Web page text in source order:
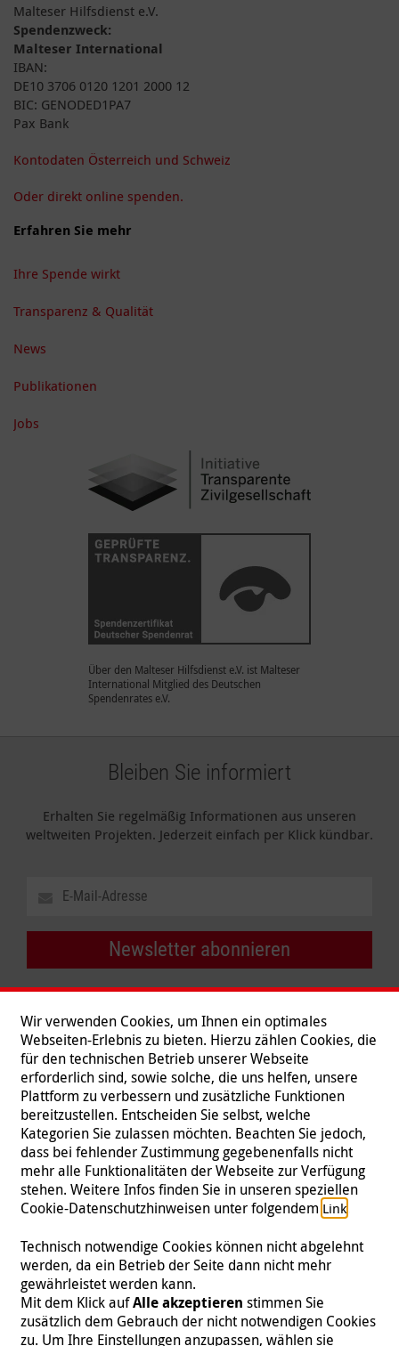
Malteser Hilfsdienst e.V.
Spendenzweck:
Malteser International
IBAN:
DE10 3706 0120 1201 2000 12
BIC: GENODED1PA7
Pax Bank
Kontodaten Österreich und Schweiz
Oder direkt online spenden.
Erfahren Sie mehr
Ihre Spende wirkt
Transparenz & Qualität
News
Publikationen
Jobs
Über den Malteser Hilfsdienst e.V. ist Malteser
International Mitglied des Deutschen
Spendenrates e.V.
Bleiben Sie informiert
Erhalten Sie regelmäßig Informationen aus unseren
weltweiten Projekten. Jederzeit einfach per Klick kündbar.
Newsletter abonnieren
Folgen Sie uns
Impressum | Datenschutz | Kontakt | Presse
© 2026 Malteser International
Wir verwenden Cookies, um Ihnen ein optimales
Webseiten-Erlebnis zu bieten. Hierzu zählen Cookies, die
für den technischen Betrieb unserer Webseite
erforderlich sind, sowie solche, die uns helfen, unsere
Plattform zu verbessern und zusätzliche Funktionen
bereitzustellen. Entscheiden Sie selbst, welche
Kategorien Sie zulassen möchten. Beachten Sie jedoch,
dass bei fehlender Zustimmung gegebenenfalls nicht
mehr alle Funktionalitäten der Webseite zur Verfügung
stehen. Weitere Infos finden Sie in unseren speziellen
Cookie-Datenschutzhinweisen unter folgendem Link.
Technisch notwendige Cookies können nicht abgelehnt
werden, da ein Betrieb der Seite dann nicht mehr
gewährleistet werden kann.
Mit dem Klick aufAlle akzeptieren stimmen Sie
zusätzlich dem Gebrauch der nicht notwendigen Cookies
zu. Um Ihre Einstellungen anzupassen, wählen sie